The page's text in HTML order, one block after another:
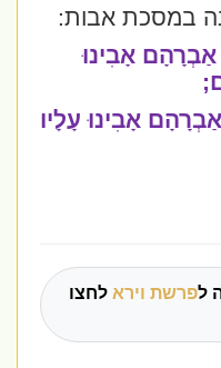
במסכת אבות:
אָבִינוּ
אָבִינוּ עָלָיו
פרשת ויראלחצו